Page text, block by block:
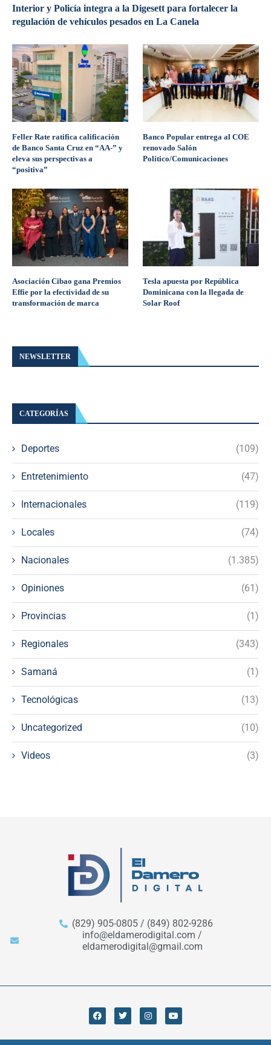
Interior y Policía integra a la Digesett para fortalecer la
regulación de vehículos pesados en La Canela
Feller Rate ratifica calificación
de Banco Santa Cruz en “AA-” y
eleva sus perspectivas a
“positiva”
Banco Popular entrega al COE
renovado Salón
Político/Comunicaciones
Asociación Cibao gana Premios
Effie por la efectividad de su
transformación de marca
Tesla apuesta por República
Dominicana con la llegada de
Solar Roof
NEWSLETTER
CATEGORÍAS
Deportes (109)
Entretenimiento (47)
Internacionales (119)
Locales (74)
Nacionales (1.385)
Opiniones (61)
Provincias (1)
Regionales (343)
Samaná (1)
Tecnológicas (13)
Uncategorized (10)
Videos (3)
(829) 905-0805 / (849) 802-9286
info@eldamerodigital.com /
eldamerodigital@gmail.com